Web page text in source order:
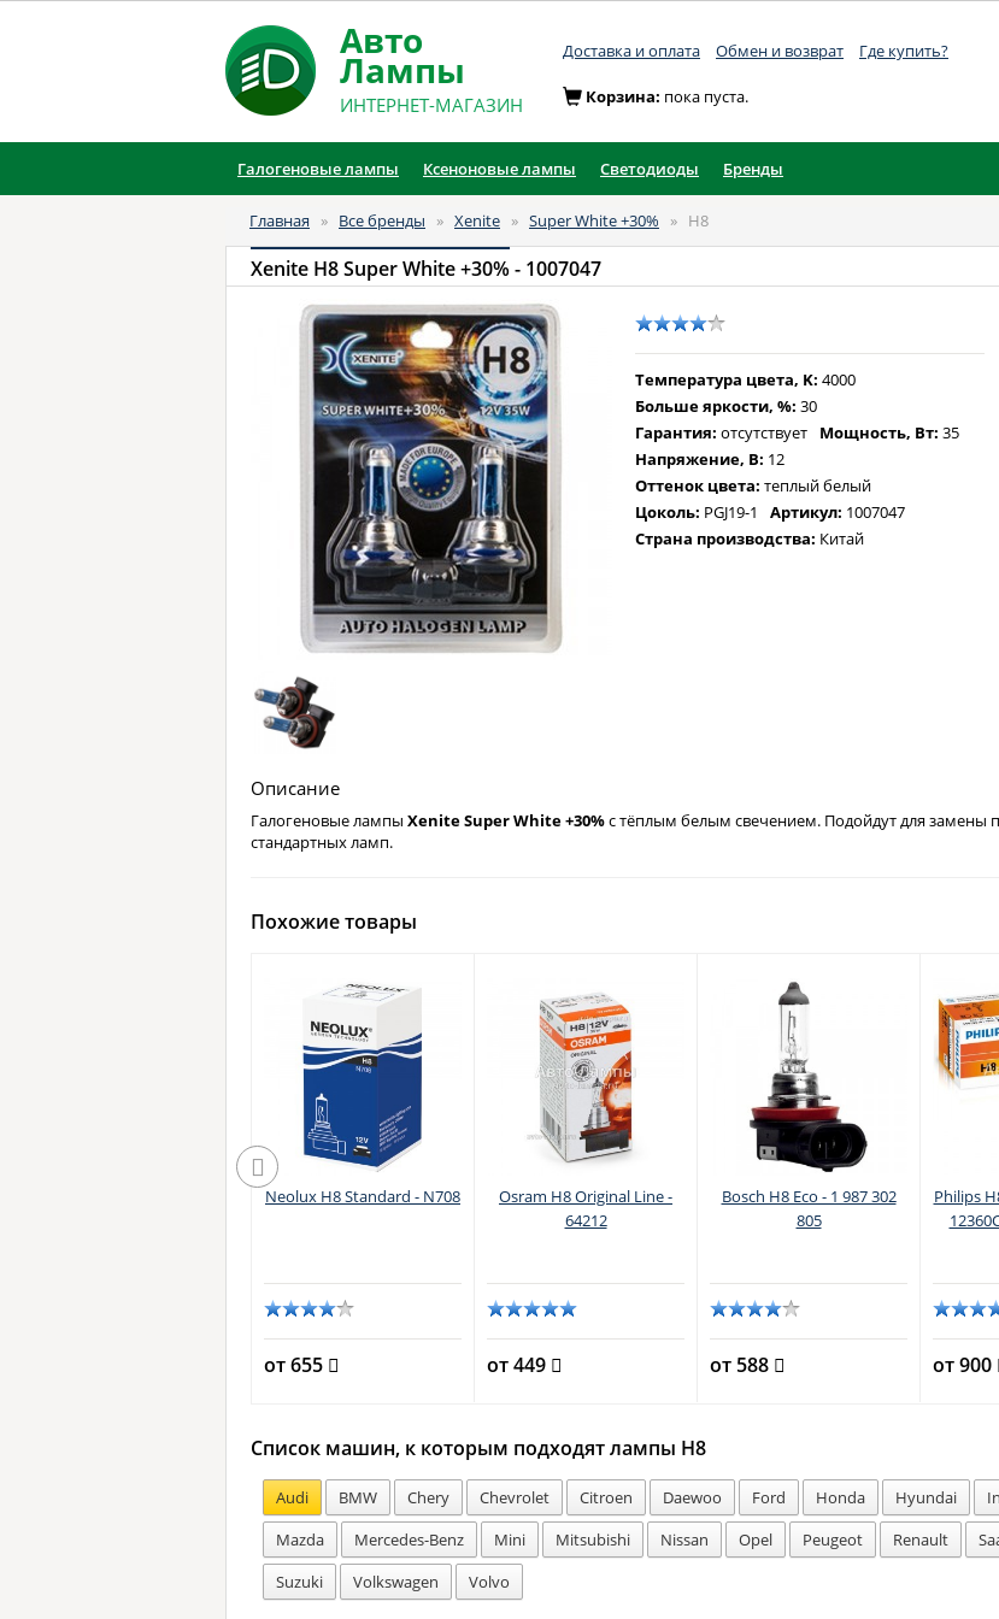
Авто
Лампы
ИНТЕРНЕТ-МАГАЗИН
Доставка и оплата Обмен и возврат Где купить?
Корзина: пока пуста.
Галогеновые лампы Ксеноновые лампы Светодиоды Бренды
Главная » Все бренды » Xenite » Super White +30% » H8
Xenite H8 Super White +30%- 1007047
Температура цвета, K: 4000
Больше яркости, %: 30
Гарантия: отсутствует Мощность, Вт: 35
Напряжение, В: 12
Оттенок цвета: теплый белый
Цоколь: PGJ19-1 Артикул: 1007047
Страна производства: Китай
Описание
Галогеновые лампы Xenite Super White +30%с тёплым белым свечением. Подойдут для замены
стандартных ламп.
Похожие товары
Neolux H8 Standard - N708
от 655
Osram H8 Original Line -
64212
от 449
Bosch H8 Eco - 1 987 302
805
от 588
Philips
от 900
Список машин, к которым подходят лампы H8
Audi BMW Chery Chevrolet Citroen Daewoo Ford Honda Hyundai
Mazda
Mercedes-Benz Mini Mitsubishi Nissan Opel Peugeot Renault
Suzuki
Volkswagen Volvo